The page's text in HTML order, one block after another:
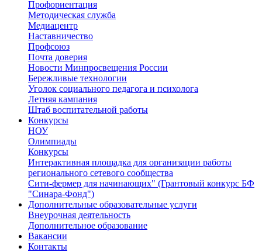
Профориентация
Методическая служба
Медиацентр
Наставничество
Профсоюз
Почта доверия
Новости Минпросвещения России
Бережливые технологии
Уголок социального педагога и психолога
Летняя кампания
Штаб воспитательной работы
Конкурсы
НОУ
Олимпиады
Конкурсы
Интерактивная площадка для организации работы
регионального сетевого сообщества
Сити-фермер для начинающих" (Грантовый конкурс БФ
"Синара-Фонд")
Дополнительные образовательные услуги
Внеурочная деятельность
Дополнительное образование
Вакансии
Контакты